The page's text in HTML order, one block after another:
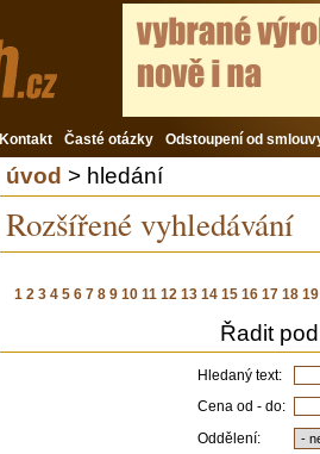
Kontakt Časté otázky Odstoupení od
úvod > hledání
Rozšířené vyhledávání
1 2 3 4 5 6 7 8 9 10 11 12 13 14 15 16 17 18 19
Řadit
Hledaný text:
Cena od - do:
Oddělení: